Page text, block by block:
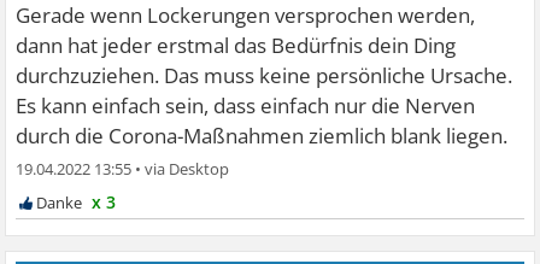
Gerade wenn Lockerungen versprochen werden,
dann hat jeder erstmal das Bedürfnis dein Ding
durchzuziehen. Das muss keine persönliche Ursache.
Es kann einfach sein, dass einfach nur die Nerven
durch die Corona-Maßnahmen ziemlich blank liegen.
19.04.2022 13:55 •
x 3